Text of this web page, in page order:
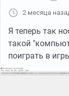
2 месяца
Я теперь так
такой
поиграть в